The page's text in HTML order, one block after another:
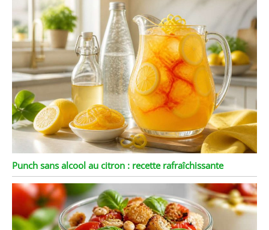
Punch sans alcool au citron : recette rafraîchissante